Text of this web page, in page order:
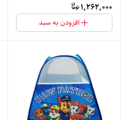
1,262,000
افزودن به سبد